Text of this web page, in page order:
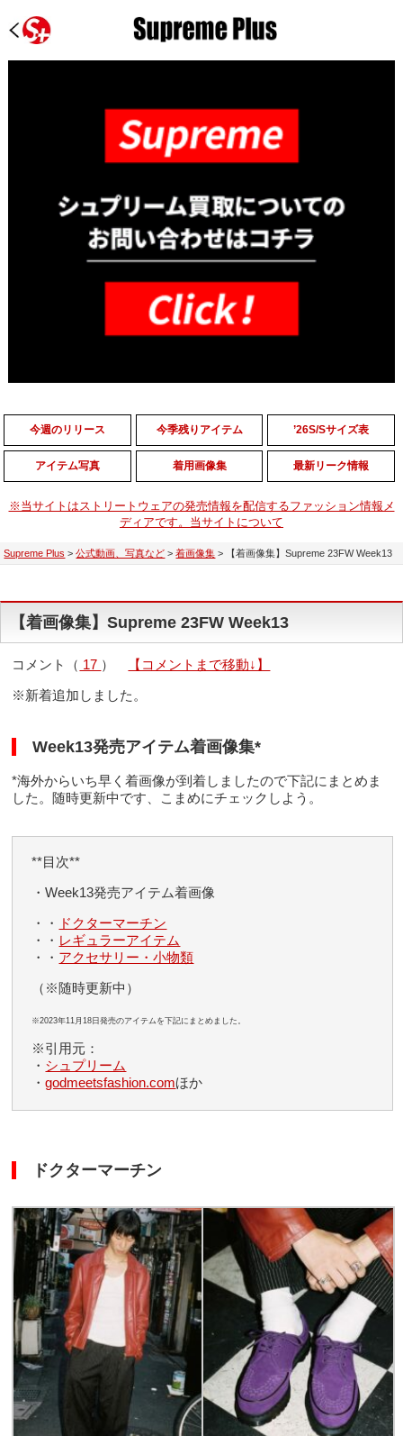
今週のリリース 今季残りアイテム ’26S/Sサイズ表
アイテム写真 着用画像集 最新リーク情報
※当サイトはストリートウェアの発売情報を配信するファッション情報メ
ディアです。当サイトについて
Supreme Plus >公式動画、写真など >着画像集 > 【着画像集】Supreme 23FW Week13
【着画像集】Supreme 23FW Week13
コメント（ 17 ）
【コメントまで移動↓】
※新着追加しました。
Week13発売アイテム着画像集*
*海外からいち早く着画像が到着しましたので下記にまとめま
した。随時更新中です、こまめにチェックしよう。
**目次**
・Week13発売アイテム着画像
・・
ドクターマーチン
・・ レギュラーアイテム
・・ アクセサリー・小物類
（※随時更新中）
※2023年11月18日発売のアイテムを下記にまとめました。
※引用元：
・ シュプリーム
・godmeetsfashion.comほか
ドクターマーチン